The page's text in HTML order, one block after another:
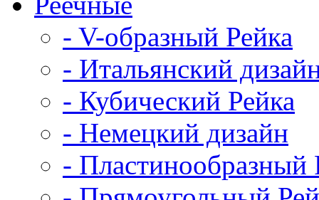
- V-образный Рейка
- Итальянский
- Кубический Рейка
- Немецкий дизайн
- Пластинообразный